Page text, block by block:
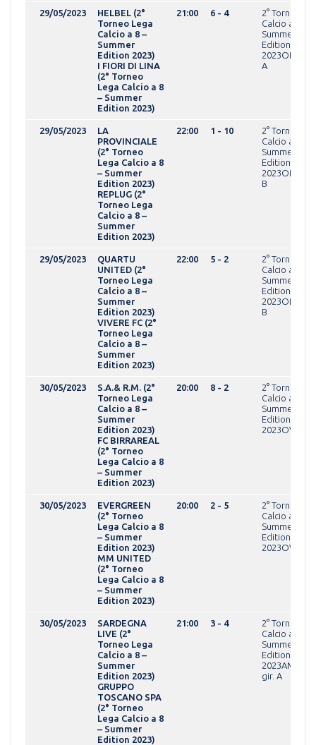
29/05/2023
HELBEL (2°
Torneo Lega
Calcio a 8 –
Summer
Edition 2023)
I FIORI DI LINA
(2° Torneo
Lega Calcio a 8
– Summer
Edition 2023)
21:00 6 - 4
2° Torneo
Calcio a 8 -
Summer
Edition
2023OPEN
A
29/05/2023
LA
PROVINCIALE
(2° Torneo
Lega Calcio a 8
– Summer
Edition 2023)
REPLUG (2°
Torneo Lega
Calcio a 8 –
Summer
Edition 2023)
22:00 1 - 10
2° Torneo
Calcio a 8 -
Summer
Edition
2023OPEN
B
29/05/2023
QUARTU
UNITED (2°
Torneo Lega
Calcio a 8 –
Summer
Edition 2023)
VIVERE FC (2°
Torneo Lega
Calcio a 8 –
Summer
Edition 2023)
22:00 5 - 2
2° Torneo
Calcio a 8 -
Summer
Edition
2023OPEN
B
30/05/2023
S.A.& R.M. (2°
Torneo Lega
Calcio a 8 –
Summer
Edition 2023)
FC BIRRAREAL
(2° Torneo
Lega Calcio a 8
– Summer
Edition 2023)
20:00 8 - 2
2° Torneo
Calcio a 8 -
Summer
Edition
2023OVER
30/05/2023
EVERGREEN
(2° Torneo
Lega Calcio a 8
– Summer
Edition 2023)
MM UNITED
(2° Torneo
Lega Calcio a 8
– Summer
Edition 2023)
20:00 2 - 5
2° Torneo
Calcio a 8 -
Summer
Edition
2023OVER
30/05/2023
SARDEGNA
LIVE (2°
Torneo Lega
Calcio a 8 –
Summer
Edition 2023)
GRUPPO
TOSCANO SPA
(2° Torneo
Lega Calcio a 8
– Summer
Edition 2023)
21:00 3 - 4
2° Torneo
Calcio a 8 -
Summer
Edition
gir. A